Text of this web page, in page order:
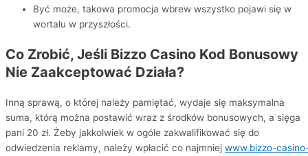
Być może, takowa promocja wbrew wszystko pojawi się w
wortalu w przyszłości.
Co Zrobić, Jeśli Bizzo Casino Kod Bonusowy
Nie Zaakceptować Działa?
Inną sprawą, o której należy pamiętać, wydaje się maksymalna
suma, którą można postawić wraz z środków bonusowych, a sięga
pani 20 zł. Żeby jakkolwiek w ogóle zakwalifikować się do
odwiedzenia reklamy, należy wpłacić co najmniej www.bizzo-